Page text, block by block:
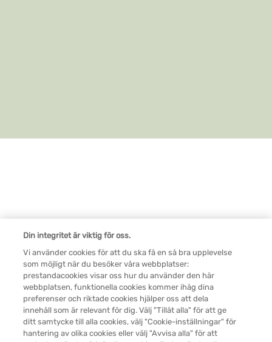
Legal SV
Cookie-inställningar
Kontakta oss
Din integritet är viktig för oss.
Vi använder cookies för att du ska få en så bra upplevelse
som möjligt när du besöker våra webbplatser:
prestandacookies visar oss hur du använder den här
webbplatsen, funktionella cookies kommer ihåg dina
preferenser och riktade cookies hjälper oss att dela
innehåll som är relevant för dig. Välj "Tillåt alla" för att ge
ditt samtycke till alla cookies, välj "Cookie-inställningar" för
hantering av olika cookies eller välj "Avvisa alla" för att